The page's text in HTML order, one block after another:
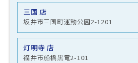
三国 店
坂井市三国町運動公園2-1201
灯明寺 店
福井市船橋黒竜2-101